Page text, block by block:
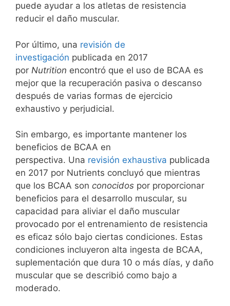
puede ayudar a los atletas de resistencia
reducir el daño muscular.
Por último, una revisión de
investigación publicada en 2017
por Nutrition encontró que el uso de BCAA es
mejor que la recuperación pasiva o descanso
después de varias formas de ejercicio
exhaustivo y perjudicial.
Sin embargo, es importante mantener los
beneficios de BCAA en
perspectiva. Una revisión exhaustiva publicada
en 2017 por Nutrients concluyó que mientras
que los BCAA son conocidos por proporcionar
beneficios para el desarrollo muscular, su
capacidad para aliviar el daño muscular
provocado por el entrenamiento de resistencia
es eficaz sólo bajo ciertas condiciones. Estas
condiciones incluyeron alta ingesta de BCAA,
suplementación que dura 10 o más días, y daño
muscular que se describió como bajo a
moderado.